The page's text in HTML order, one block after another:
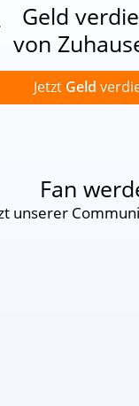
Geld
von
Jetzt Geld
Fan
unserer